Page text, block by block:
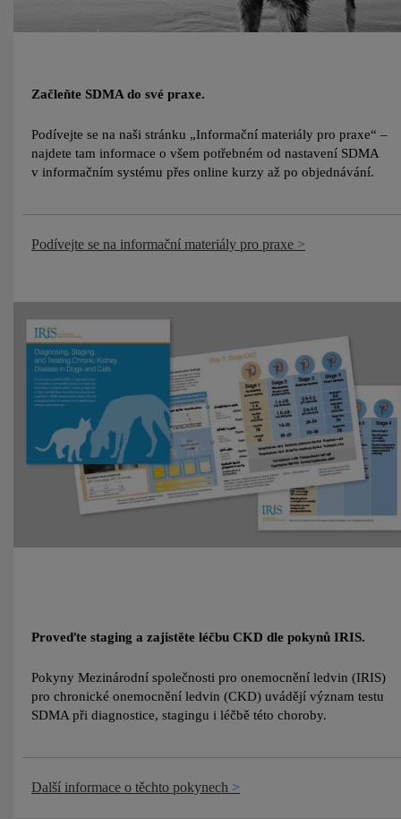
Začleňte SDMA do své praxe.
Podívejte se na naši stránku „Informační materiály pro praxe“ –
najdete tam informace o všem potřebném od nastavení SDMA
v informačním systému přes online kurzy až po objednávání.
Podívejte se na informační materiály pro praxe
Proveďte staging a zajistěte léčbu CKD dle pokynů IRIS.
Pokyny Mezinárodní společnosti pro onemocnění ledvin (IRIS)
pro chronické onemocnění ledvin (CKD) uvádějí význam testu
SDMA při diagnostice, stagingu i léčbě této choroby.
Další informace o těchto pokynech